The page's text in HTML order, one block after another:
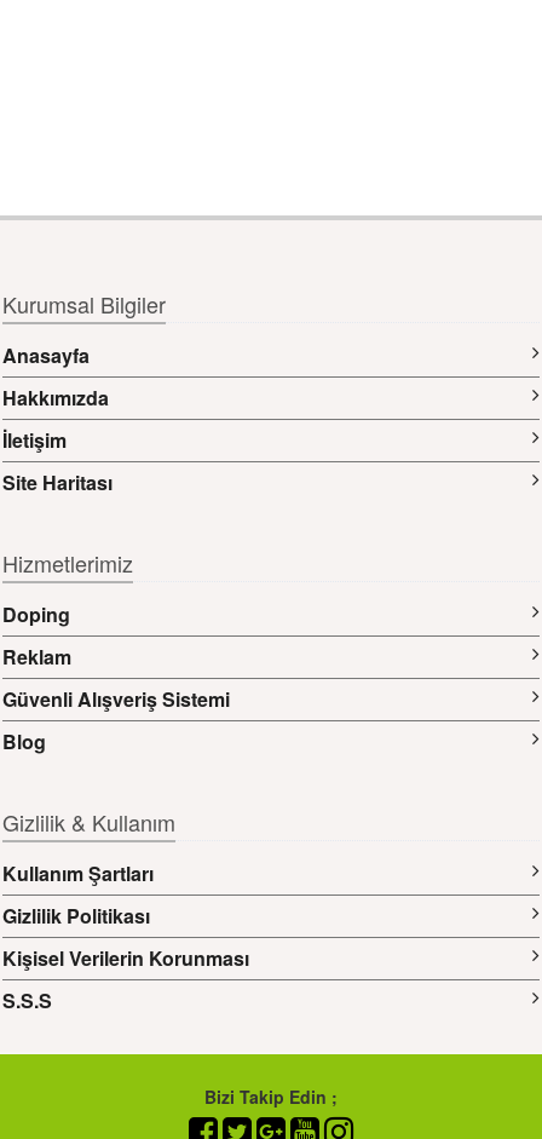
Kurumsal Bilgiler
Anasayfa
Hakkımızda
İletişim
Site Haritası
Hizmetlerimiz
Doping
Reklam
Güvenli Alışveriş Sistemi
Blog
Gizlilik & Kullanım
Kullanım Şartları
Gizlilik Politikası
Kişisel Verilerin Korunması
S.S.S
Bizi Takip Edin ;